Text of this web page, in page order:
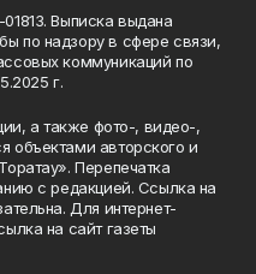
Выписка выдана
по надзору в сфере связи,
коммуникаций по
г.
а также фото-, видео-,
объектами авторского и
Перепечатка
с редакцией. Ссылка на
Для интернет-
на сайт газеты